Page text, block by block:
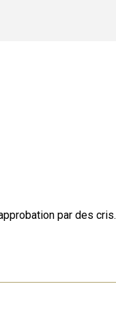
par des cris.